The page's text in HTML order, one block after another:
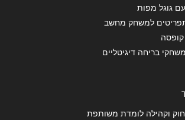
גוגל מפות
למשחק מחשב
בריחה דיגיטליים